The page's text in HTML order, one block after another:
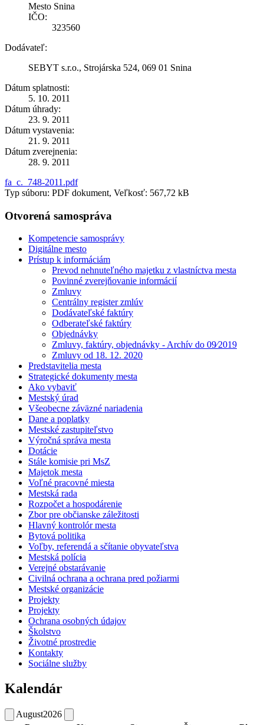
Mesto Snina
IČO:
323560
Dodávateľ:
SEBYT s.r.o., Strojárska 524, 069 01 Snina
Dátum splatnosti:
5. 10. 2011
Dátum úhrady:
23. 9. 2011
Dátum vystavenia:
21. 9. 2011
Dátum zverejnenia:
28. 9. 2011
fa_c._748-2011.pdf
Typ súboru: PDF dokument, Veľkosť: 567,72 kB
Otvorená samospráva
Kompetencie samosprávy
Digitálne mesto
Prístup k informáciám
Prevod nehnuteľného majetku z vlastníctva mesta
Povinné zverejňovanie informácií
Zmluvy
Centrálny register zmlúv
Dodávateľské faktúry
Odberateľské faktúry
Objednávky
Zmluvy, faktúry, objednávky - Archív do 09⁄2019
Zmluvy od 18. 12. 2020
Predstavitelia mesta
Strategické dokumenty mesta
Ako vybaviť
Mestský úrad
Všeobecne záväzné nariadenia
Dane a poplatky
Mestské zastupiteľstvo
Výročná správa mesta
Dotácie
Stále komisie pri MsZ
Majetok mesta
Voľné pracovné miesta
Mestská rada
Rozpočet a hospodárenie
Zbor pre občianske záležitosti
Hlavný kontrolór mesta
Bytová politika
Voľby, referendá a sčítanie obyvateľstva
Mestská polícia
Verejné obstarávanie
Civilná ochrana a ochrana pred požiarmi
Mestské organizácie
Projekty
Projekty
Ochrana osobných údajov
Školstvo
Životné prostredie
Kontakty
Sociálne služby
Kalendár
August2026